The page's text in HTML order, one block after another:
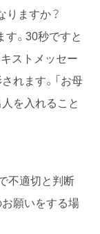
りますか？
。30秒ですと
ストメッセー
れます。「お母
を入れること
不適切と判断
願いをする場